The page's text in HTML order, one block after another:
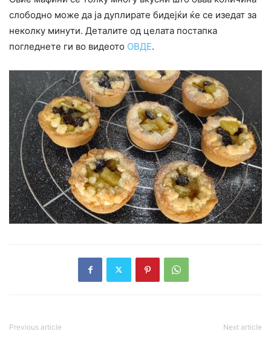
слободно може да ја дуплирате бидејќи ќе се изедат за
неколку минути. Деталите од целата постапка
погледнете ги во видеото ОВДЕ.
Previous article Next article